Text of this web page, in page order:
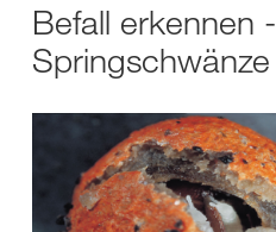
Befall erkennen -
Springschwänze